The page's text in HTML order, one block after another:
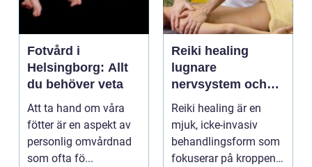
Fotvård i
Helsingborg: Allt
du behöver veta
Att ta hand om våra
fötter är en aspekt av
personlig omvårdnad
som ofta fö...
Reiki healing
lugnare
nervsystem och
djupare
återhämtning
Reiki healing är en
mjuk, icke-invasiv
behandlingsform som
fokuserar på kroppens